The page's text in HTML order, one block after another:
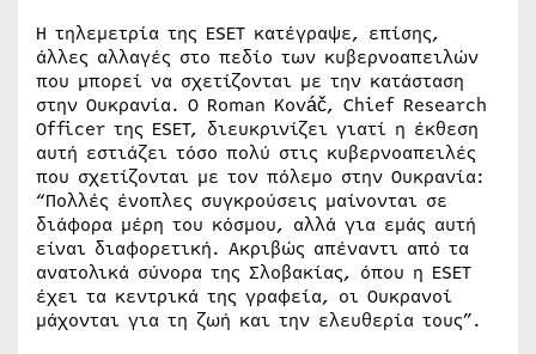
Η τηλεμετρία της ESET κατέγραψε, επίσης,
άλλες αλλαγές στο πεδίο των κυβερνοαπειλών
που μπορεί να σχετίζονται με την κατάσταση
στην Ουκρανία. Ο Roman Kováč, Chief Research
Officer της ESET, διευκρινίζει γιατί η έκθεση
αυτή εστιάζει τόσο πολύ στις κυβερνοαπειλές
που σχετίζονται με τον πόλεμο στην Ουκρανία:
“Πολλές ένοπλες συγκρούσεις μαίνονται σε
διάφορα μέρη του κόσμου, αλλά για εμάς αυτή
είναι διαφορετική. Ακριβώς απέναντι από τα
ανατολικά σύνορα της Σλοβακίας, όπου η ESET
έχει τα κεντρικά της γραφεία, οι Ουκρανοί
μάχονται για τη ζωή και την ελευθερία τους”.